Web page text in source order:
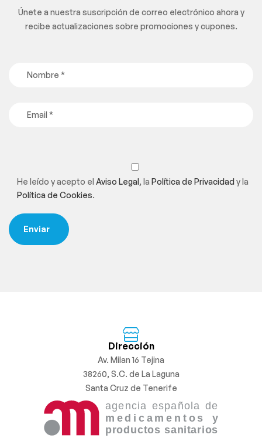
Únete a nuestra suscripción de correo electrónico ahora y
recibe actualizaciones sobre promociones y cupones.
He leído y acepto el Aviso Legal, la Política de Privacidady la
Política de Cookies.
Dirección
Av. Milan 16 Tejina
38260, S.C. de La Laguna
Santa Cruz de Tenerife